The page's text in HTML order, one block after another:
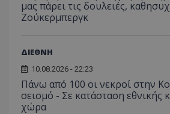
μας πάρει τις δουλειές,
Ζούκερμπεργκ
ΔΙΕΘΝΗ
10.08.2026 - 22:23
Πάνω από 100 οι νεκροί στην
σεισμό - Σε κατάσταση εθνικής
χώρα